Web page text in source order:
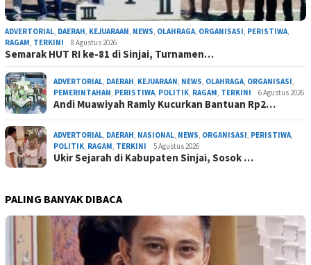
ADVERTORIAL, DAERAH, KEJUARAAN, NEWS, OLAHRAGA, ORGANISASI, PERISTIWA,
RAGAM, TERKINI 8 Agustus 2026
Semarak HUT RI ke-81 di Sinjai, Turnamen…
ADVERTORIAL, DAERAH, KEJUARAAN, NEWS, OLAHRAGA, ORGANISASI,
PEMERINTAHAN, PERISTIWA, POLITIK, RAGAM, TERKINI 6 Agustus 2026
Andi Muawiyah Ramly Kucurkan Bantuan Rp2…
ADVERTORIAL, DAERAH, NASIONAL, NEWS, ORGANISASI, PERISTIWA,
POLITIK, RAGAM, TERKINI 5 Agustus 2026
Ukir Sejarah di Kabupaten Sinjai, Sosok …
PALING BANYAK DIBACA